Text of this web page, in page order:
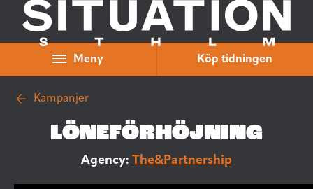
Hoppa till innehåll
Meny Köp tidningen
LÖNEFÖRHÖJNING
Agency: The&Partnership
Kampanjer